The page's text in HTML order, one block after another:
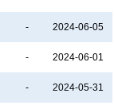
- 2024-06-05
- 2024-06-01
- 2024-05-31